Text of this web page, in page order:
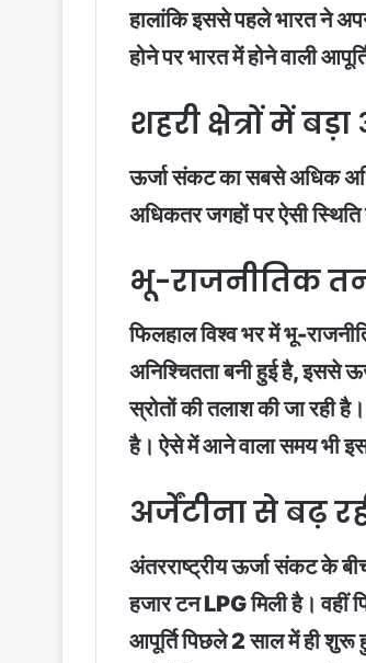
हालांकि इससे पहले भारत ने
होने पर भारत में होने वाली
शहरी क्षेत्रों में
ऊर्जा संकट का सबसे अधिक
अधिकतर जगहों पर ऐसी
भू-राजनीतिक
फिलहाल विश्व भर में भू-
अनिश्चितता बनी हुई है, इससे
स्रोतों की तलाश की जा रही
है। ऐसे में आने वाला समय भी इस
अर्जेंटीना से बढ़
अंतरराष्ट्रीय ऊर्जा संकट के
हजार टन LPG मिली है। वहीं
आपूर्ति पिछले 2 साल में ही